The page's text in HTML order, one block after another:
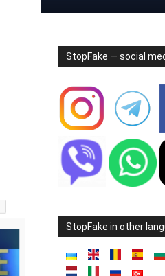
StopFake — social
StopFake in other